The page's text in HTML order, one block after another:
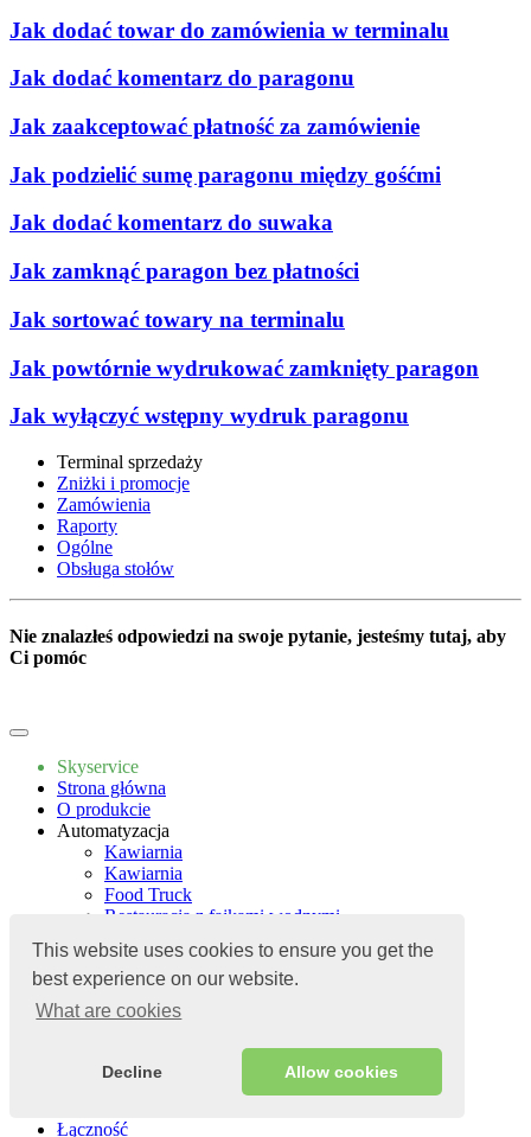
This website uses cookies to ensure you get the
best experience on our website.
What are cookies
Decline Allow cookies
Jak dodać towar do zamówienia w terminalu
Jak dodać komentarz do paragonu
Jak zaakceptować płatność za zamówienie
Jak podzielić sumę paragonu między gośćmi
Jak dodać komentarz do suwaka
Jak zamknąć paragon bez płatności
Jak sortować towary na terminalu
Jak powtórnie wydrukować zamknięty paragon
Jak wyłączyć wstępny wydruk paragonu
Terminal sprzedaży
Zniżki i promocje
Zamówienia
Raporty
Ogólne
Obsługa stołów
Nie znalazłeś odpowiedzi na swoje pytanie, jesteśmy tutaj, aby
Ci pomóc
Skyservice
Strona główna
O produkcie
Automatyzacja
Kawiarnia
Kawiarnia
Food Truck
Restauracjа z fajkami wodnymi
Cukiernia
Ceny
Aplikacje
Przewodnik
Łączność
Łączność